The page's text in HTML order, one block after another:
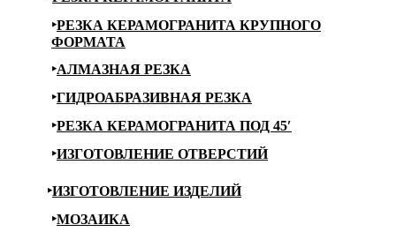
РЕЗКА КЕРАМОГРАНИТА КРУПНОГО
ФОРМАТА
АЛМАЗНАЯ РЕЗКА
ГИДРОАБРАЗИВНАЯ РЕЗКА
РЕЗКА КЕРАМОГРАНИТА ПОД 45′
ИЗГОТОВЛЕНИЕ ОТВЕРСТИЙ
ИЗГОТОВЛЕНИЕ ИЗДЕЛИЙ
МОЗАИКА